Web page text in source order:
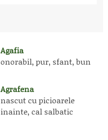
Agafia
onorabil, pur, sfant, bun
Agrafena
nascut cu picioarele
inainte, cal salbatic